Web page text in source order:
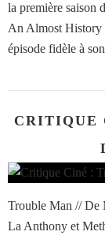
la première saison
An Almost History
épisode fidèle à
CRITIQUE
Trouble Man // De
La Anthony et